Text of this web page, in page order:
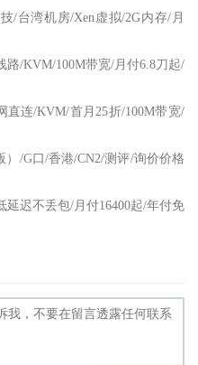
/台湾机房/Xen虚拟/2G内存/月
路/KVM/100M带宽/月付6.8刀起/
直连/KVM/首月25折/100M带宽/
）/G口/香港/CN2/测评/询价价格
延迟不丢包/月付16400起/年付免